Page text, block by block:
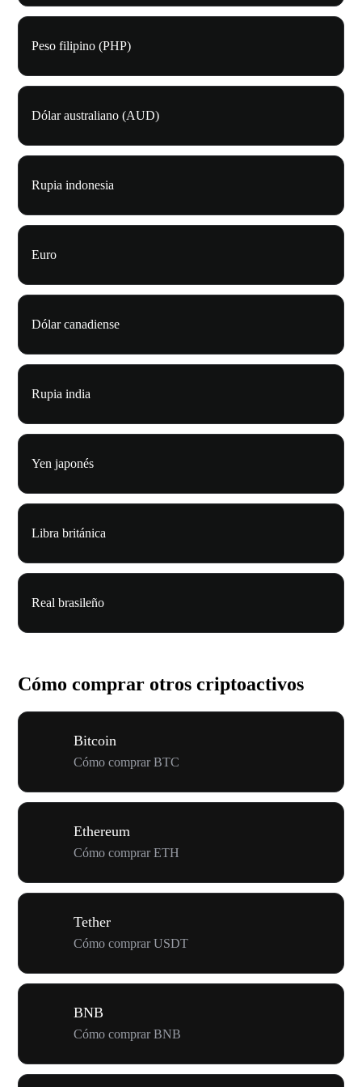
Peso filipino (PHP)
Dólar australiano (AUD)
Rupia indonesia
Euro
Dólar canadiense
Rupia india
Yen japonés
Libra británica
Real brasileño
Cómo comprar otros criptoactivos
Bitcoin
Cómo comprar BTC
Ethereum
Cómo comprar ETH
Tether
Cómo comprar USDT
BNB
Cómo comprar BNB